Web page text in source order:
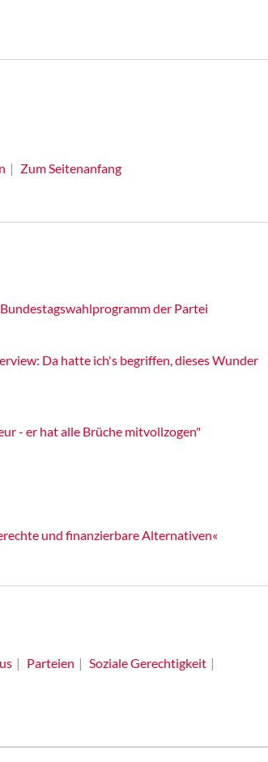
Zum Seitenanfang
der Partei
Da hatte ich's begriffen, dieses Wunder
- er hat alle Brüche mitvollzogen"
und finanzierbare Alternativen«
Parteien
Soziale Gerechtigkeit